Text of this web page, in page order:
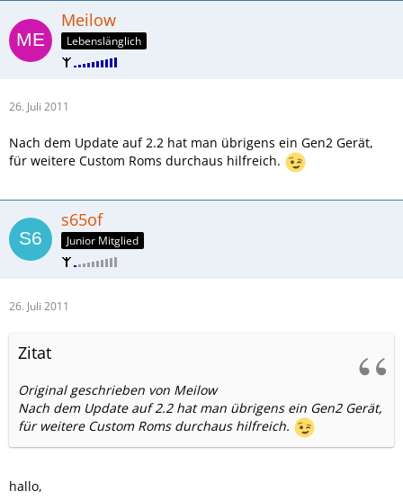
Meilow
Lebenslänglich
26. Juli 2011
Nach dem Update auf 2.2 hat man übrigens ein Gen2 Gerät,
für weitere Custom Roms durchaus hilfreich.
s65of
Junior Mitglied
26. Juli 2011
Zitat
Original geschrieben von Meilow
Nach dem Update auf 2.2 hat man übrigens ein Gen2 Gerät,
für weitere Custom Roms durchaus hilfreich.
hallo,